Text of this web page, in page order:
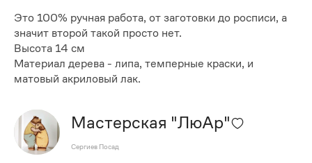
Это 100% ручная работа, от заготовки до росписи, а
значит второй такой просто нет.
Высота 14 см
Материал дерева - липа, темперные краски, и
матовый акриловый лак.
Мастерская "ЛюАр"
Сергиев Посад